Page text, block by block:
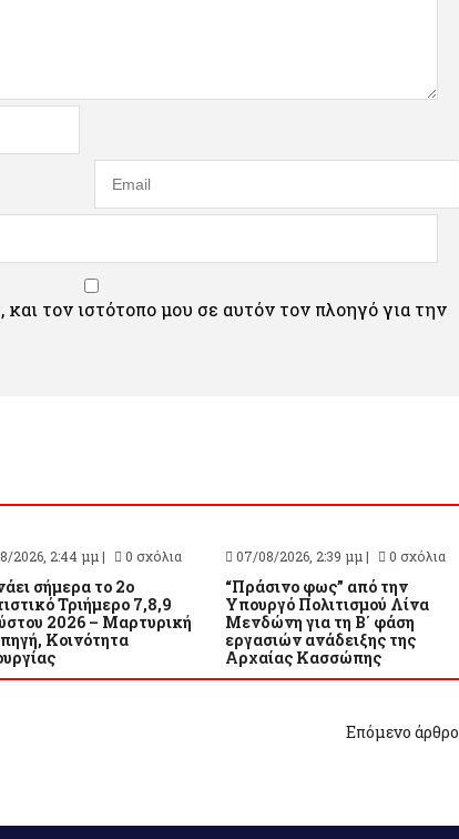
τον ιστότοπο μου σε αυτόν τον πλοηγό για την
2026, 2:44 μμ | 0 σχόλια
σήμερα το 2ο
Τριήμερο 7,8,9
2026 – Μαρτυρική
Κοινότητα
07/08/2026, 2:39 μμ | 0 σχόλια
“Πράσινο φως” από την
Υπουργό Πολιτισμού Λίνα
Μενδώνη για τη Β΄ φάση
εργασιών ανάδειξης της
Αρχαίας Κασσώπης
Επόμενο άρθρο